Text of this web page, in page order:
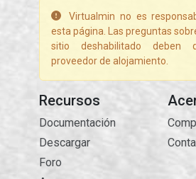
Virtualmin no es
esta página. Las preguntas
sitio deshabilitado deben
proveedor de alojamiento.
Recursos
Documentación
Descargar
Foro